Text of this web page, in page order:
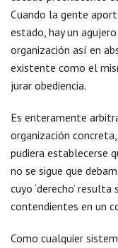
Cuando la gente
estado, hay un
organización así en
existente como el
jurar obediencia.
Es enteramente
organización
pudiera establecerse
no se sigue que
cuyo ‘derecho’
contendientes en un
Como cualquier